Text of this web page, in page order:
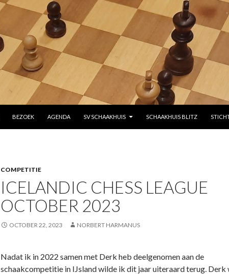
BEZOEK AGENDA SV SCHAAKHUIS SCHAAKHUIS BLITZ
COMPETITIE
ICELANDIC CHESS LEAGUE
OCTOBER 2023
OCTOBER 22, 2023 NORBERT HARMANUS
Nadat ik in 2022 samen met Derk heb deelgenomen aan de
schaakcompetitie in IJsland wilde ik dit jaar uiteraard terug. Derk